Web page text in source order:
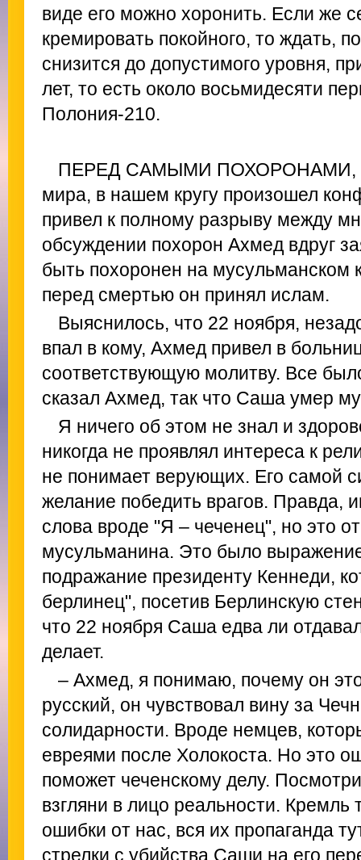
виде его можно хоронить. Если же
кремировать покойного, то ждать,
снизится до допустимого уровня,
лет, то есть около восьмидесяти
Полония-210.
ПЕРЕД САМЫМИ ПОХОРОНАМИ,
мира, в нашем кругу произошел
привел к полному разрыву между
обсуждении похорон Ахмед вдруг
быть похоронен на мусульманском
перед смертью он принял ислам.
Выяснилось, что 22 ноября,
впал в кому, Ахмед привел в
соответствующую молитву. Все
сказал Ахмед, так что Саша умер
Я ничего об этом не знал и
никогда не проявлял интереса к
не понимает верующих. Его самой
желание победить врагов. Правда,
слова вроде "Я – чеченец", но это
мусульманина. Это было
подражание президенту Кеннеди,
берлинец", посетив Берлинскую
что 22 ноября Саша едва ли
делает.
– Ахмед, я понимаю, почему он
русский, он чувствовал вину за
солидарности. Вроде немцев,
евреями после Холокоста. Но это
поможет чеченскому делу.
взгляни в лицо реальности. Кремль
ошибки от нас, вся их пропаганда
стрелки с убийства Саши на его